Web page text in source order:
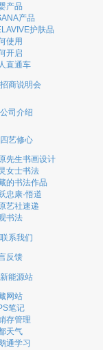
产品
产品
护肤品
使用
开启
直通车
招商说明会
公司介绍
四艺修心
先生书画设计
女士书法
的书法作品
忠康·悟道
艺社速递
书法
联系我们
反馈
新能源站
网站
笔记
存管理
天气
通学习